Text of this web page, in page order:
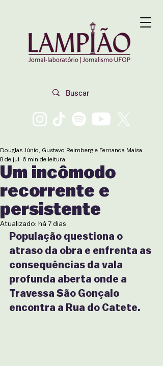
Um incômodo
recorrente e
persistente
Douglas Júnio, Gustavo Reimberg e Fernanda Maisa
8 de jul.
6 min de leitura
Atualizado: há 7 dias
População questiona o
atraso da obra e enfrenta as
consequências da vala
profunda aberta onde a
Travessa São Gonçalo
encontra a Rua do Catete.